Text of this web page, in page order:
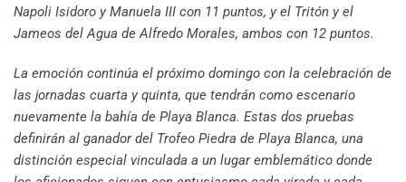
Napoli Isidoro y Manuela III con 11 puntos, y el Tritón y el
Jameos del Agua de Alfredo Morales, ambos con 12 puntos.
La emoción continúa el próximo domingo con la celebración de
las jornadas cuarta y quinta, que tendrán como escenario
nuevamente la bahía de Playa Blanca. Estas dos pruebas
definirán al ganador del Trofeo Piedra de Playa Blanca, una
distinción especial vinculada a un lugar emblemático donde